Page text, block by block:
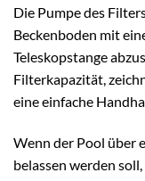
Die Pumpe des
Beckenboden mit
Teleskopstange
Filterkapazität,
eine einfache
Wenn der Pool über
belassen werden